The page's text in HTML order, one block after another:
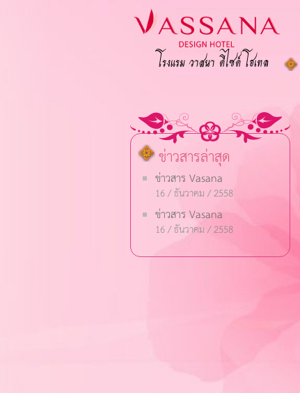
โรงแรม วาสนา ดีไซด์ โฮเทล
ข่าวสารล่าสุด
ข่าวสาร Vasana
16 / ธันวาคม / 2558
ข่าวสาร Vasana
16 / ธันวาคม / 2558